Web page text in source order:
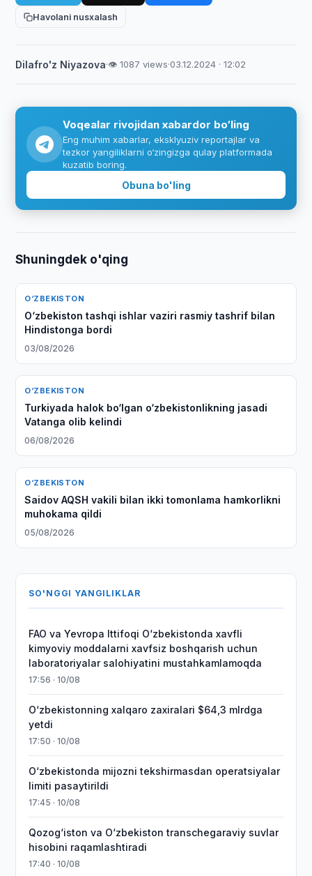
Havolani nusxalash
Dilafro'z Niyazova·👁 1087 views·03.12.2024 · 12:02
Voqealar rivojidan xabardor bo‘ling
Eng muhim xabarlar, eksklyuziv reportajlar va
tezkor yangiliklarni o‘zingizga qulay platformada
kuzatib boring.
Obuna bo'ling
Shuningdek o'qing
O‘ZBEKISTON
O‘zbekiston tashqi ishlar vaziri rasmiy tashrif bilan
Hindistonga bordi
03/08/2026
O‘ZBEKISTON
Turkiyada halok bo‘lgan o‘zbekistonlikning jasadi
Vatanga olib kelindi
06/08/2026
O‘ZBEKISTON
Saidov AQSH vakili bilan ikki tomonlama hamkorlikni
muhokama qildi
05/08/2026
SO'NGGI YANGILIKLAR
FAO va Yevropa Ittifoqi O‘zbekistonda xavfli
kimyoviy moddalarni xavfsiz boshqarish uchun
laboratoriyalar salohiyatini mustahkamlamoqda
17:56 · 10/08
O‘zbekistonning xalqaro zaxiralari $64,3 mlrdga
yetdi
17:50 · 10/08
O‘zbekistonda mijozni tekshirmasdan operatsiyalar
limiti pasaytirildi
17:45 · 10/08
Qozog‘iston va O‘zbekiston transchegaraviy suvlar
hisobini raqamlashtiradi
17:40 · 10/08